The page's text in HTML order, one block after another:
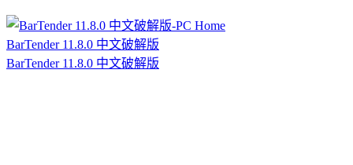
BarTender 11.8.0 中文破解版
BarTender 11.8.0 中文破解版